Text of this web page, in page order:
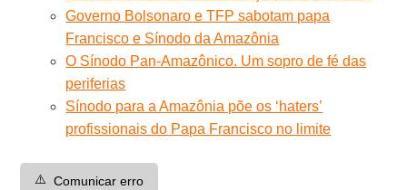
Governo Bolsonaro e TFP sabotam papa
Francisco e Sínodo da Amazônia
O Sínodo Pan-Amazônico. Um sopro de fé das
periferias
Sínodo para a Amazônia põe os ‘haters’
profissionais do Papa Francisco no limite
⚠️ Comunicar erro